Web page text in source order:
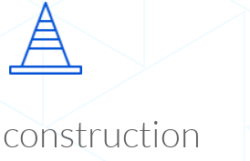
construction